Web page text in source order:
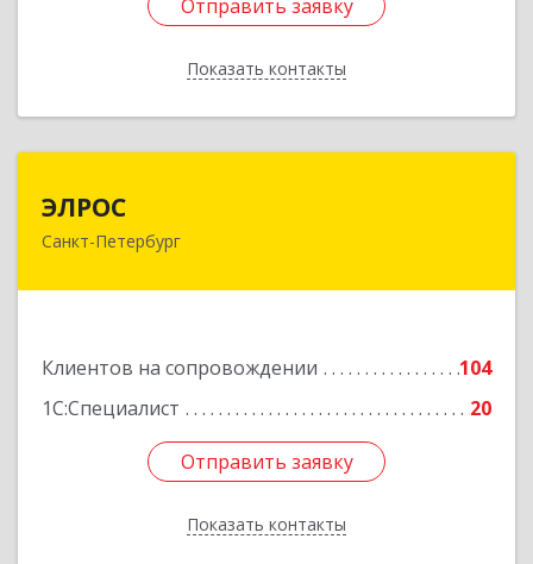
Отправить заявку
Показать контакты
Отправить заявку
Назад
ЭЛРОС
Санкт-Петербург
Клиентов на сопровождении
104
1С:Специалист
20
Отправить заявку
Показать контакты
191024, Санкт-Петербург г, Тележная ул, дом №
Отправить заявку
Назад